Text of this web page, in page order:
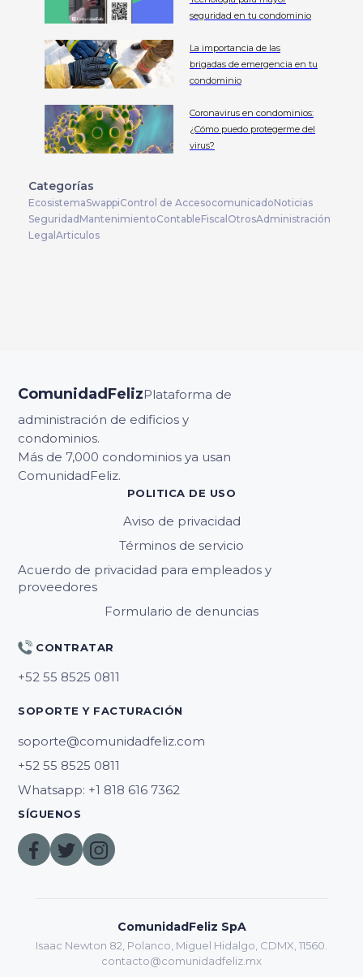
seguridad en tu condominio
La importancia de las
brigadas de emergencia en tu
condominio
Coronavirus en condominios:
¿Cómo puedo protegerme del
virus?
Categorías
EcosistemaSwappiControl de AccesocomunicadoNoticias
Seguridad MantenimientoContableFiscal OtrosAdministración
Legal Articulos
ComunidadFelizPlataforma de
administración de edificios y
condominios.
Más de 7,000 condominios ya usan
ComunidadFeliz.
POLITICA DE USO
Aviso de privacidad
Términos de servicio
Acuerdo de privacidad para empleados y
proveedores
Formulario de denuncias
CONTRATAR
SOPORTE Y FACTURACIÓN
soporte@comunidadfeliz.com
Whatsapp: +1 818 616 7362
SÍGUENOS
ComunidadFeliz SpA
Isaac Newton 82, Polanco, Miguel Hidalgo, CDMX, 11560.
contacto@comunidadfeliz.mx